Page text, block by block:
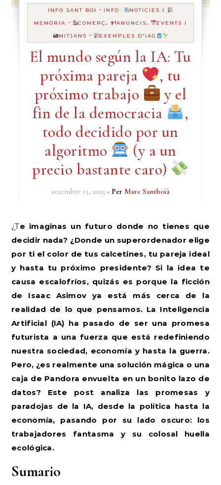
INFO SANT BOI - INFO:
NOTICIES I
MEMÒRIA - COMERÇ, ANUNCIS,
EVENTS I
MITJANS - EXEMPLES D'IAG
El mundo según la IA: Tu
próxima pareja
, tu
próximo trabajo
y el
fin de la democracia
,
todo decidido por un
algoritmo
(y a un
precio bastante caro)
setembre 13, 2025 - Per Marc Santboià
¿Te imaginas un futuro donde no tienes que
decidir nada? ¿Donde un superordenador elige
por ti el color de tus calcetines, tu pareja ideal
y hasta tu próximo presidente? Si la idea te
causa escalofríos, quizás es porque la ficción
de Isaac Asimov ya está más cerca de la
realidad de lo que pensamos. La Inteligencia
Artificial (IA) ha pasado de ser una promesa
futurista a una fuerza que está redefiniendo
nuestra sociedad, economía y hasta la guerra.
Pero, ¿es realmente una solución mágica o una
caja de Pandora envuelta en un bonito lazo de
datos? Este post analiza las promesas y
paradojas de la IA, desde la política hasta la
economía, pasando por su lado oscuro: los
trabajadores fantasma y su colosal huella
ecológica.
Sumario